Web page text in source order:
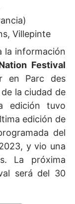
Villepinte
la información
Festival
en Parc des
la ciudad de
edición tuvo
edición de
del
y vio una
La próxima
será del 30